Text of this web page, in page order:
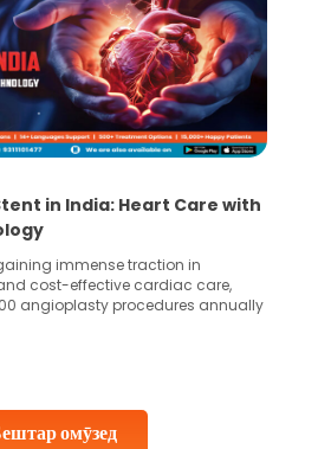
омӯзед
with
5 Essential Steps for
Human sperm collection
in advanced reproductive
Fertilization (IVF) and
collected, they process the